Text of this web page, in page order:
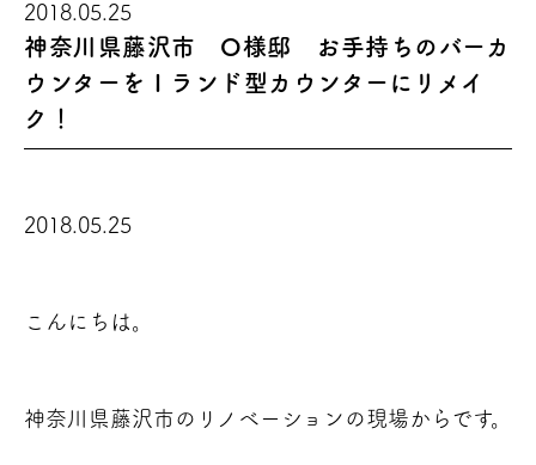
2018.05.25
神奈川県藤沢市 O様邸 お手持ちのバーカ
ウンターをＩランド型カウンターにリメイ
ク！
2018.05.25
こんにちは。
神奈川県藤沢市のリノベーションの現場からです。